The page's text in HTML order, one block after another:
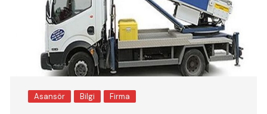
Asansör Bilgi Firma